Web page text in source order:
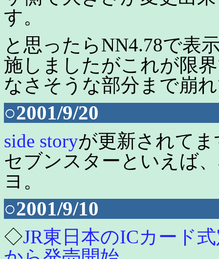
す。
と思ったらNN4.78で表
施しましたがこれが限
なさそうな部分まで崩
○2001/9/20
side storyが更新されてま
セブンスターといえば
ヨ。
○2001/9/10
◇JR東日本のICカード